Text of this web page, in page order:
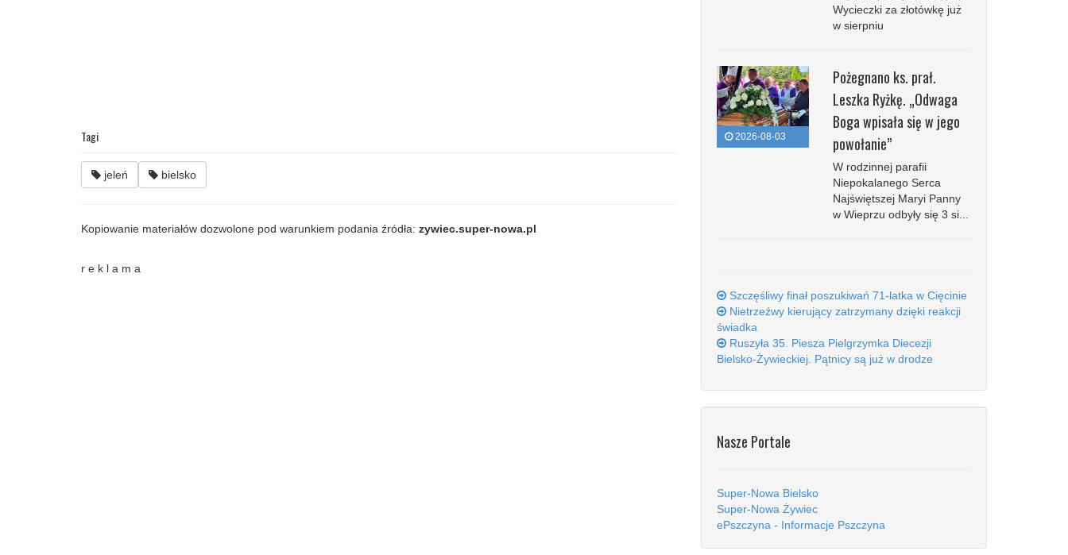
Tagi
jeleń bielsko
Kopiowanie materiałów dozwolone pod warunkiem podania źródła: zywiec.super-nowa.pl
r e k l a m a
Wycieczki za złotówkę już
w sierpniu
2026-08-03
Pożegnano ks. prał.
Leszka Ryżkę. „Odwaga
Boga wpisała się w jego
powołanie”
W rodzinnej parafii
Niepokalanego Serca
Najświętszej Maryi Panny
w Wieprzu odbyły się 3 si...
Szczęśliwy finał poszukiwań 71-latka w Cięcinie
Nietrzeźwy kierujący zatrzymany dzięki reakcji
świadka
Ruszyła 35. Piesza Pielgrzymka Diecezji
Bielsko-Żywieckiej. Pątnicy są już w drodze
Nasze Portale
Super-Nowa Bielsko
Super-Nowa Żywiec
ePszczyna - Informacje Pszczyna